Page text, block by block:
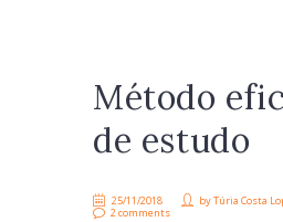
Método
de estudo
25/11/2018 byTúria Costa
2 comments